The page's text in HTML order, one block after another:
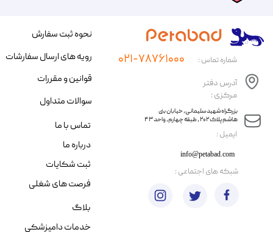
​ایمیل :
آدرس دفتر
مرکزی :
info@petabad.com
​​بزرگراه شهید سلیمانی، خیابان بنی
هاشم پلاک ۲۰۲ ، طبقه چهارم، واحد ۴۳
شماره تماس : ۰۲۱-۷۸۷۶۱۰۰۰
نحوه ثبت سفارش
رویه های ارسال سفارشات
قوانین و مقررات
سوالات متداول
تماس با ما
درباره ما
ثبت شکایات
فرصت های شغلی
​شبکه های اجتماعی :
بلاگ
خدمات دامپزشکی